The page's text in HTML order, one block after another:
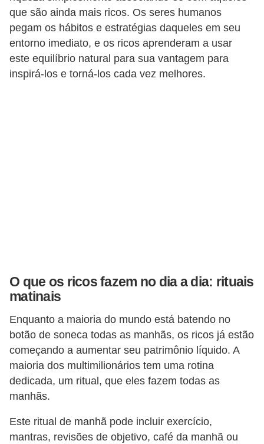
que são ainda mais ricos. Os seres humanos
pegam os hábitos e estratégias daqueles em seu
entorno imediato, e os ricos aprenderam a usar
este equilíbrio natural para sua vantagem para
inspirá-los e torná-los cada vez melhores.
O que os ricos fazem no dia a dia: rituais
matinais
Enquanto a maioria do mundo está batendo no
botão de soneca todas as manhãs, os ricos já estão
começando a aumentar seu patrimônio líquido. A
maioria dos multimilionários tem uma rotina
dedicada, um ritual, que eles fazem todas as
manhãs.
Este ritual de manhã pode incluir exercício,
mantras, revisões de objetivo, café da manhã ou
r
a
E
m
p
n
n
c
i
a
m
e
n